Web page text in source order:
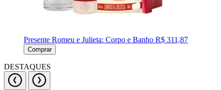
Presente Romeu e Julieta: Corpo e Banho R$ 311,87
Comprar
DESTAQUES